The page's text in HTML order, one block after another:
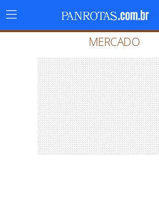
Menu
Principal
MERCADO